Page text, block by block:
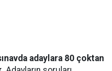
adaylara 80 çoktan